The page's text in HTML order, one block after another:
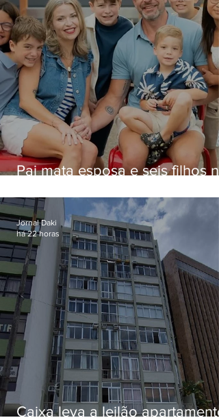
Pai mata esposa e seis filhos
Caixa leva a leilão apartamento
Jornal Daki
há 22 horas